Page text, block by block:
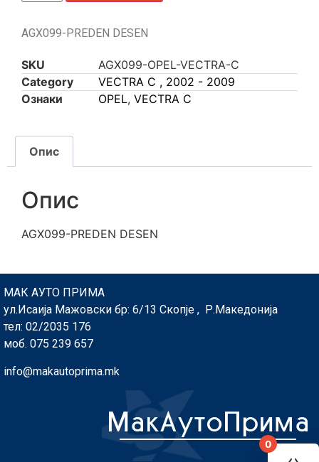
AGX099-PREDEN DESEN
SKU
AGX099-OPEL-VECTRA-C
Category
VECTRA C , 2002 - 2009
Ознаки
OPEL, VECTRA C
Опис
Опис
AGX099-PREDEN DESEN
МАК АУТО ПРИМА
ул.Исаија Мажовски бр: 6/13 Скопје , Р.Македонија
тел: 02/2035 176
моб. 075 239 657
info@makautoprima.mk
0